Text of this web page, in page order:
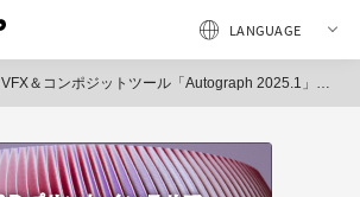
VFX＆コンポジットツール「Autograph 2025.1」リリース！ DaVinci Resolve用のライブリンクプラグイン、After Effectsプロジェクトインポーター搭載